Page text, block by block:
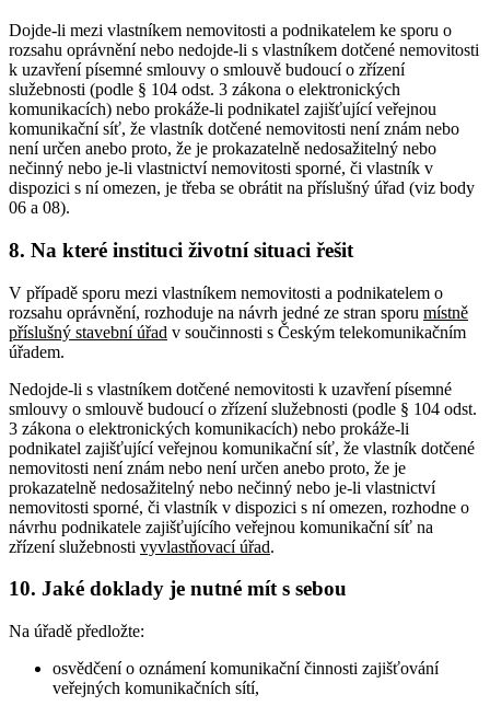
Dojde-li mezi vlastníkem nemovitosti a podnikatelem ke sporu o
rozsahu oprávnění nebo nedojde-li s vlastníkem dotčené nemovitosti
k uzavření písemné smlouvy o smlouvě budoucí o zřízení
služebnosti (podle § 104 odst. 3 zákona o elektronických
komunikacích) nebo prokáže-li podnikatel zajišťující veřejnou
komunikační síť, že vlastník dotčené nemovitosti není znám nebo
není určen anebo proto, že je prokazatelně nedosažitelný nebo
nečinný nebo je-li vlastnictví nemovitosti sporné, či vlastník v
dispozici s ní omezen, je třeba se obrátit na příslušný úřad (viz body
06 a 08).
8. Na které instituci životní situaci řešit
V případě sporu mezi vlastníkem nemovitosti a podnikatelem o
rozsahu oprávnění, rozhoduje na návrh jedné ze stran sporu místně
příslušný stavební úřad v součinnosti s Českým telekomunikačním
úřadem.
Nedojde-li s vlastníkem dotčené nemovitosti k uzavření písemné
smlouvy o smlouvě budoucí o zřízení služebnosti (podle § 104 odst.
3 zákona o elektronických komunikacích) nebo prokáže-li
podnikatel zajišťující veřejnou komunikační síť, že vlastník dotčené
nemovitosti není znám nebo není určen anebo proto, že je
prokazatelně nedosažitelný nebo nečinný nebo je-li vlastnictví
nemovitosti sporné, či vlastník v dispozici s ní omezen, rozhodne o
návrhu podnikatele zajišťujícího veřejnou komunikační síť na
zřízení služebnosti vyvlastňovací úřad.
10. Jaké doklady je nutné mít s sebou
Na úřadě předložte:
osvědčení o oznámení komunikační činnosti zajišťování
veřejných komunikačních sítí,